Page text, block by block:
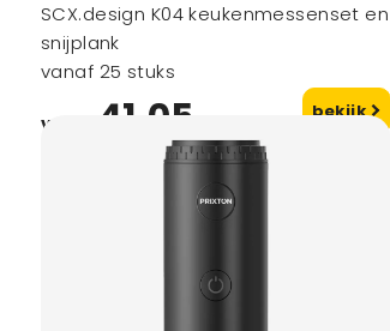
SCX.design K04 keukenmessenset en
snijplank
vanaf 25 stuks
vanaf 41,05 bekijk